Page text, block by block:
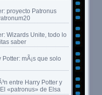
proyecto Patronus
Wizards Unite, todo lo
saber
Potter: mÃ¡s que solo
entre Harry Potter y
«patronus» de Elsa